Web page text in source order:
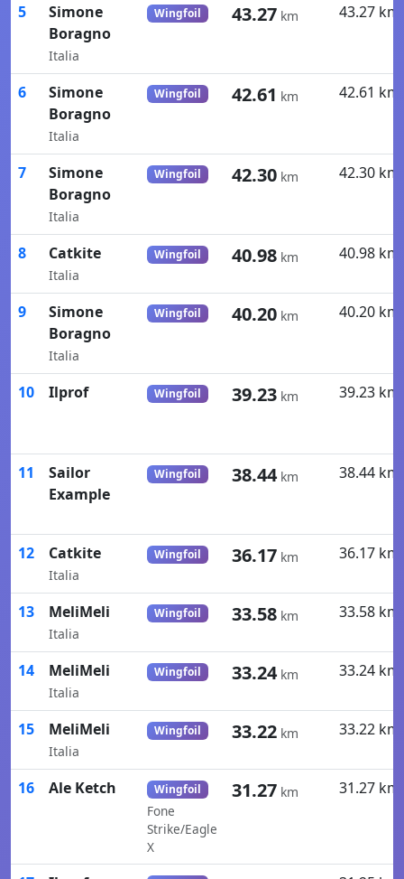
5
Simone
Boragno
Italia
Wingfoil 43.27 km 43.27 km
6
Simone
Boragno
Italia
Wingfoil 42.61 km 42.61 km
7
Simone
Boragno
Italia
Wingfoil 42.30 km 42.30 km
8 Catkite
Italia
Wingfoil 40.98 km 40.98 km
9
Simone
Boragno
Italia
Wingfoil 40.20 km 40.20 km
10 Ilprof Wingfoil 39.23 km 39.23 km
11
Sailor
Example
Wingfoil 38.44 km 38.44 km
12 Catkite
Italia
Wingfoil 36.17 km 36.17 km
13 MeliMeli
Italia
Wingfoil 33.58 km 33.58 km
14 MeliMeli
Italia
Wingfoil 33.24 km 33.24 km
15 MeliMeli
Italia
Wingfoil 33.22 km 33.22 km
16 Ale Ketch Wingfoil
Fone
Strike/Eagle
X
31.27 km 31.27 km